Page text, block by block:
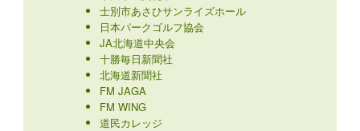
士別市あさひサンライズホール
日本パークゴルフ協会
JA北海道中央会
十勝毎日新聞社
北海道新聞社
FM JAGA
FM WING
道民カレッジ